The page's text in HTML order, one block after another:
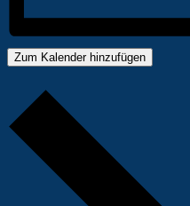
Zum Kalender hinzufügen